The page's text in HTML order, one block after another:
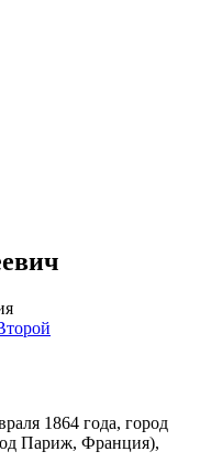
1864 года, город
Париж, Франция),